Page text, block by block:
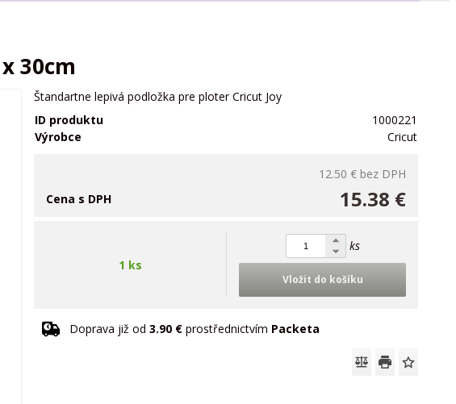
30cm
Štandartne lepivá podložka pre ploter Cricut Joy
ID produktu
1000221
Výrobce
Cricut
12.50 € bez DPH
15.38 €
Cena s DPH
1 ks
ks
Vložit do košíku
Doprava již od3.90 € prostřednictvím Packeta